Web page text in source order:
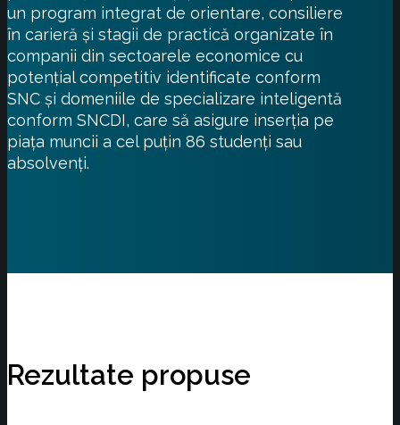
un program integrat de orientare, consiliere
în carieră şi stagii de practică organizate în
companii din sectoarele economice cu
potenţial competitiv identificate conform
SNC şi domeniile de specializare inteligentă
conform SNCDI, care să asigure inserţia pe
piaţa muncii a cel puţin 86 studenţi sau
absolvenţi.
Rezultate propuse